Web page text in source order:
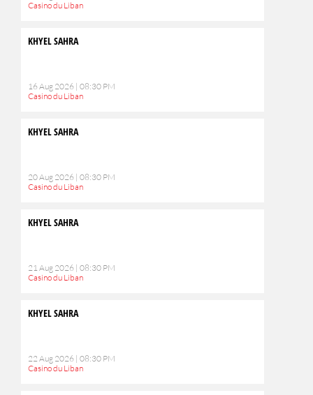
Casino du Liban
KHYEL SAHRA
16 Aug 2026 | 08:30 PM
Casino du Liban
KHYEL SAHRA
20 Aug 2026 | 08:30 PM
Casino du Liban
KHYEL SAHRA
21 Aug 2026 | 08:30 PM
Casino du Liban
KHYEL SAHRA
22 Aug 2026 | 08:30 PM
Casino du Liban